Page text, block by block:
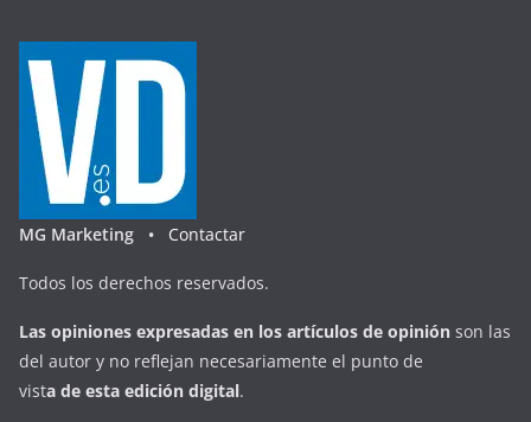
MG Marketing • Contactar
Todos los derechos reservados.
Las opiniones expresadas en los artículos de opinión son las
del autor y no reflejan necesariamente el punto de
vista de esta edición digital.